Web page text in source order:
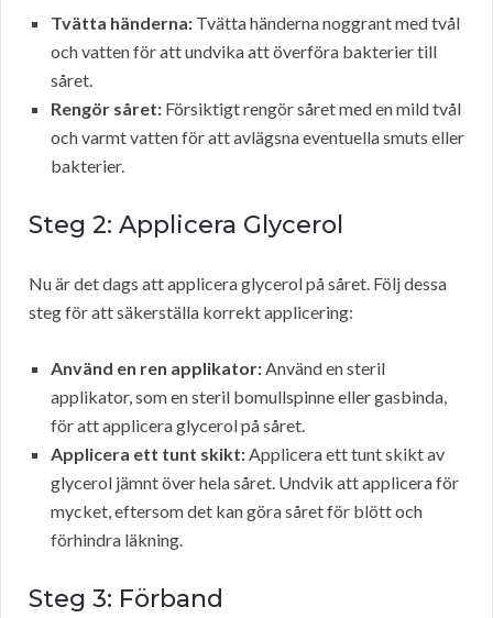
Tvätta händerna: Tvätta händerna noggrant med tvål
och vatten för att undvika att överföra bakterier till
såret.
Rengör såret: Försiktigt rengör såret med en mild tvål
och varmt vatten för att avlägsna eventuella smuts eller
bakterier.
Steg 2: Applicera Glycerol
Nu är det dags att applicera glycerol på såret. Följ dessa
steg för att säkerställa korrekt applicering:
Använd en ren applikator:Använd en steril
applikator, som en steril bomullspinne eller gasbinda,
för att applicera glycerol på såret.
Applicera ett tunt skikt:Applicera ett tunt skikt av
glycerol jämnt över hela såret. Undvik att applicera för
mycket, eftersom det kan göra såret för blött och
förhindra läkning.
Steg 3: Förband